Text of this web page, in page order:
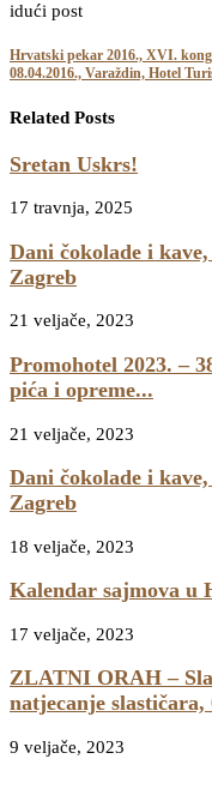
idući post
Hrvatski pekar 2016., XVI.
08.04.2016., Varaždin, Hotel
Related Posts
Sretan Uskrs!
17 travnja, 2025
Dani čokolade i
Zagreb
21 veljače, 2023
Promohotel 2023. –
pića i opreme...
21 veljače, 2023
Dani čokolade i
Zagreb
18 veljače, 2023
Kalendar sajmova u
17 veljače, 2023
ZLATNI ORAH –
natjecanje slastičara,
9 veljače, 2023